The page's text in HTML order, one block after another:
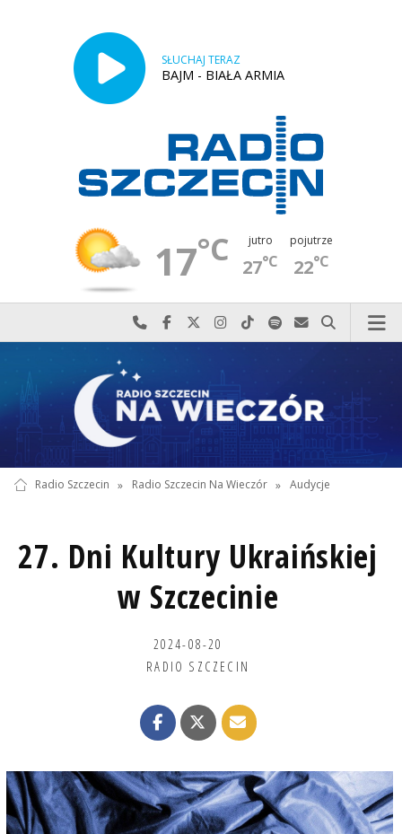
SŁUCHAJ TERAZ
BAJM - BIAŁA ARMIA
17°C jutro
27°C
pojutrze
22°C
Najlepiej po prostu do nas zadzwoń
Odwiedź nas na Facebook-u
Odwiedź nas na X
Odwiedź nas na Instagram-ie
Odwiedź nas na TikTok-u
Szukaj nas na Spotify
Wyślij do nas
Szukaj
Radio Szczecin » Radio Szczecin Na Wieczór » Audycje
27. Dni Kultury Ukraińskiej
w Szczecinie
2024-08-20
RADIO SZCZECIN